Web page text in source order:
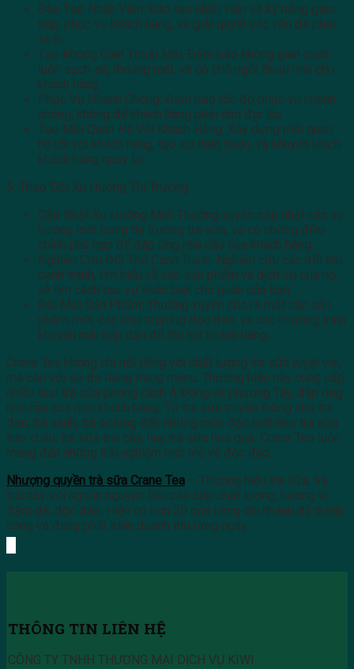
Đào Tạo Nhân Viên: Đào tạo nhân viên về kỹ năng giao
tiếp, phục vụ khách hàng, và giải quyết các vấn đề phát
sinh.
Tạo Không Gian Thoải Mái: Đảm bảo không gian quán
luôn sạch sẽ, thoáng mát, và có chỗ ngồi thoải mái cho
khách hàng.
Phục Vụ Nhanh Chóng: Đảm bảo tốc độ phục vụ nhanh
chóng, không để khách hàng phải chờ đợi lâu.
Tạo Mối Quan Hệ Với Khách Hàng: Xây dựng mối quan
hệ tốt với khách hàng, tạo sự thân thiện, và khuyến khích
khách hàng quay lại.
5. Theo Dõi Xu Hướng Thị Trường:
Cập Nhật Xu Hướng Mới: Thường xuyên cập nhật các xu
hướng mới trong thị trường trà sữa, và có những điều
chỉnh phù hợp để đáp ứng nhu cầu của khách hàng.
Nghiên Cứu Đối Thủ Cạnh Tranh: Nghiên cứu các đối thủ
cạnh tranh, tìm hiểu về các sản phẩm và dịch vụ của họ,
và tìm cách tạo sự khác biệt cho quán của bạn.
Đổi Mới Sản Phẩm: Thường xuyên cho ra mắt các sản
phẩm mới, các loại topping độc đáo, và các chương trình
khuyến mãi hấp dẫn để thu hút khách hàng.
Crane Tea không chỉ nổi tiếng với chất lượng trà sữa tuyệt vời,
mà còn với sự đa dạng trong menu. Thương hiệu này cung cấp
nhiều loại trà sữa phong cách Á Đông và phương Tây, đáp ứng
nhu cầu của mọi khách hàng. Từ trà sữa truyền thống như trà
đen, trà xanh, trà oolong đến những món đặc biệt như trà sữa
trân châu, trà sữa trái cây, hay trà sữa hoa quả, Crane Tea luôn
mang đến những trải nghiệm mới mẻ và độc đáo.
Nhượng quyền trà sữa Crane Tea – Thương hiệu trà sữa, trà
trái cây với nguồn nguyên liệu cao cấp chất lượng, hương vị
đậm đà, độc đáo. Hiện có hơn 30 cửa hàng chi nhánh đã thành
công và đang phát triển doanh thu từng ngày.
THÔNG TIN LIÊN HỆ
CÔNG TY TNHH THƯƠNG MẠI DỊCH VỤ KIWI